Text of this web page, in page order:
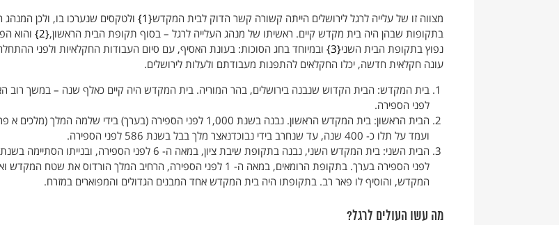
מצווה זו של עלייה לרגל לירושלים הייתה קשורה קשר הדוק לבית המקדש 1 ולטקסים שנערכו בו, ולכן המנהג
בתקופות שבהן היה בית מקדש קיים. ראשיתו של מנהג העלייה לרגל – בסוף תקופת הבית הראשון, 2 והוא
נפוץ בתקופת הבית השני 3 ובמיוחד בחג הסוכות: בעונת האסיף, עם סיום העבודות החקלאיות ולפני
עונה חקלאית חדשה, יכלו החקלאים להתפנות מעבודתם ולעלות לירושלים.
לפני הספירה.
הבית הראשון: בית המקדש הראשון. נבנה בשנת 1,000 לפני הספירה (בערך) בידי שלמה המלך
ועמד על תלו כ- 400 שנה, עד שנחרב בידי נבוכדנאצר מלך בבל בשנת 586 לפני הספירה.
לפני הספירה בערך. בתקופת הרומאים, במאה ה- 1 לפני הספירה, הרחיב המלך הורדוס את שטח
המקדש, והוסיף לו פאר רב. בתקופתו היה בית המקדש אחד המבנים הגדולים והמפוארים במזרח.
מה עשו העולים לרגל?